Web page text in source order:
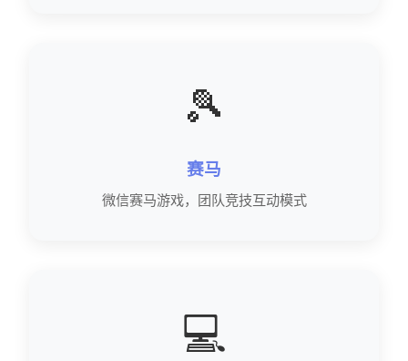
🎾
赛马
微信赛马游戏，团队竞技互动模式
💻